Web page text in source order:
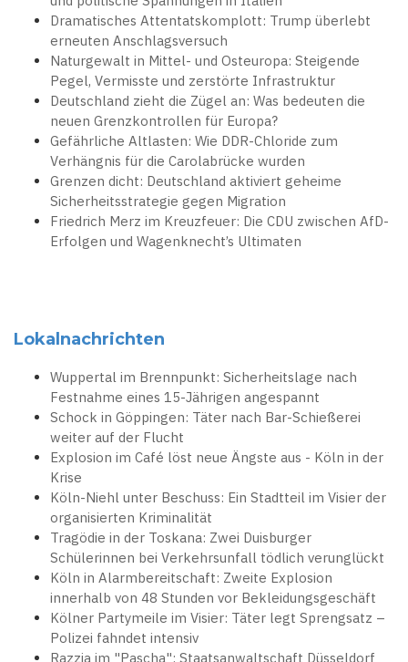
Dramatisches Attentatskomplott: Trump überlebt
erneuten Anschlagsversuch
Naturgewalt in Mittel- und Osteuropa: Steigende
Pegel, Vermisste und zerstörte Infrastruktur
Deutschland zieht die Zügel an: Was bedeuten die
neuen Grenzkontrollen für Europa?
Gefährliche Altlasten: Wie DDR-Chloride zum
Verhängnis für die Carolabrücke wurden
Grenzen dicht: Deutschland aktiviert geheime
Sicherheitsstrategie gegen Migration
Friedrich Merz im Kreuzfeuer: Die CDU zwischen AfD-
Erfolgen und Wagenknecht’s Ultimaten
Lokalnachrichten
Wuppertal im Brennpunkt: Sicherheitslage nach
Festnahme eines 15-Jährigen angespannt
Schock in Göppingen: Täter nach Bar-Schießerei
weiter auf der Flucht
Explosion im Café löst neue Ängste aus - Köln in der
Krise
Köln-Niehl unter Beschuss: Ein Stadtteil im Visier der
organisierten Kriminalität
Tragödie in der Toskana: Zwei Duisburger
Schülerinnen bei Verkehrsunfall tödlich verunglückt
Köln in Alarmbereitschaft: Zweite Explosion
innerhalb von 48 Stunden vor Bekleidungsgeschäft
Kölner Partymeile im Visier: Täter legt Sprengsatz –
Polizei fahndet intensiv
Razzia im "Pascha": Staatsanwaltschaft Düsseldorf